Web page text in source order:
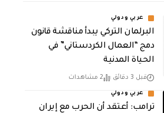
عربي ودولي
البرلمان التركي يبدأ مناقشة قانون
دمج “العمال الكردستاني” في
الحياة المدنية
قبل 3 دقائق 2 مشاهدات
عربي ودولي
‏ترامب: أعتقد أن الحرب مع إيران